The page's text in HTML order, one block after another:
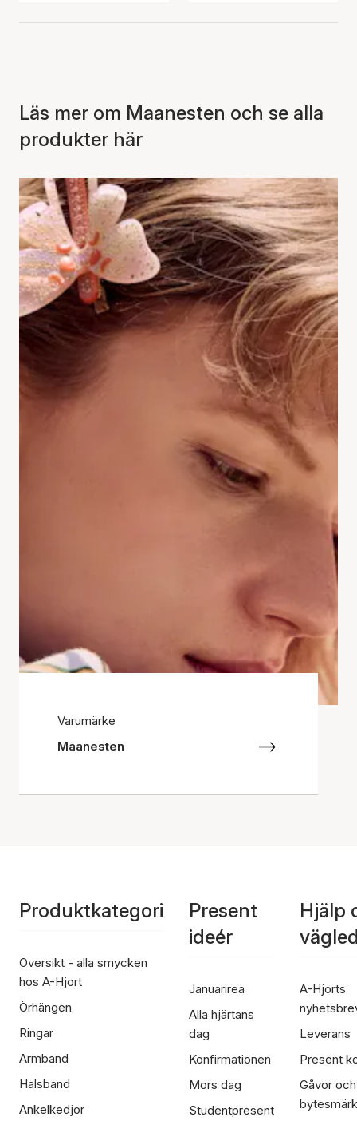
Läs mer om Maanesten och se alla
produkter här
Varumärke
Maanesten
Produktkategori
Översikt - alla smycken
hos A-Hjort
Örhängen
Ringar
Armband
Halsband
Ankelkedjor
Present
ideér
Januarirea
Alla hjärtans
dag
Konfirmationen
Mors dag
Studentpresent
Hjälp
A-Hjorts
Leverans
Present
Gåvor och